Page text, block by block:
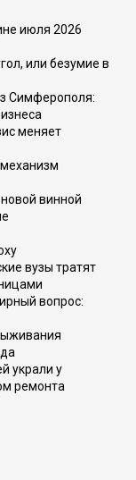
июля 2026
или безумие в
Симферополя:
меняет
винной
вузы тратят
вопрос:
украли у
ремонта